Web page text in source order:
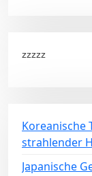
zzzzz
Koreanische
strahlender
Japanische